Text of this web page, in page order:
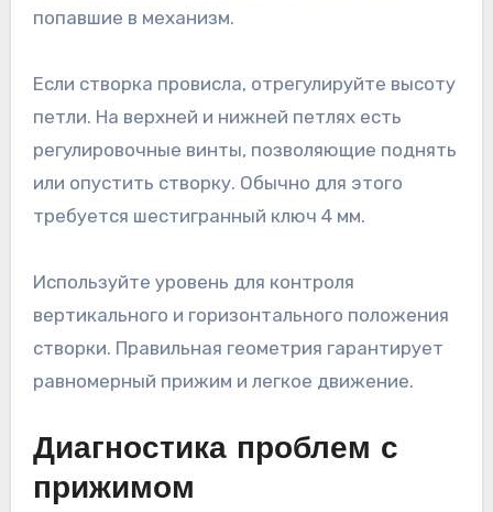
попавшие в механизм.
Если створка провисла, отрегулируйте высоту
петли. На верхней и нижней петлях есть
регулировочные винты, позволяющие поднять
или опустить створку. Обычно для этого
требуется шестигранный ключ 4 мм.
Используйте уровень для контроля
вертикального и горизонтального положения
створки. Правильная геометрия гарантирует
равномерный прижим и легкое движение.
Диагностика проблем с
прижимом